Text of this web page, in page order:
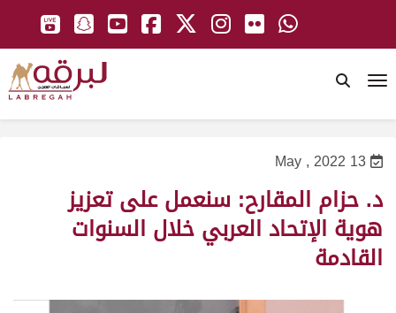
13 May , 2022
د. حزام المقارح: سنعمل على تعزيز
هوية الإتحاد العربي خلال السنوات
القادمة